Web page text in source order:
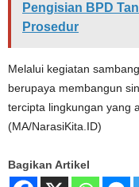
Pengisian BPD
Prosedur
Melalui kegiatan
berupaya membangun
tercipta lingkungan yang
(MA/NarasiKita.ID)
Bagikan Artikel